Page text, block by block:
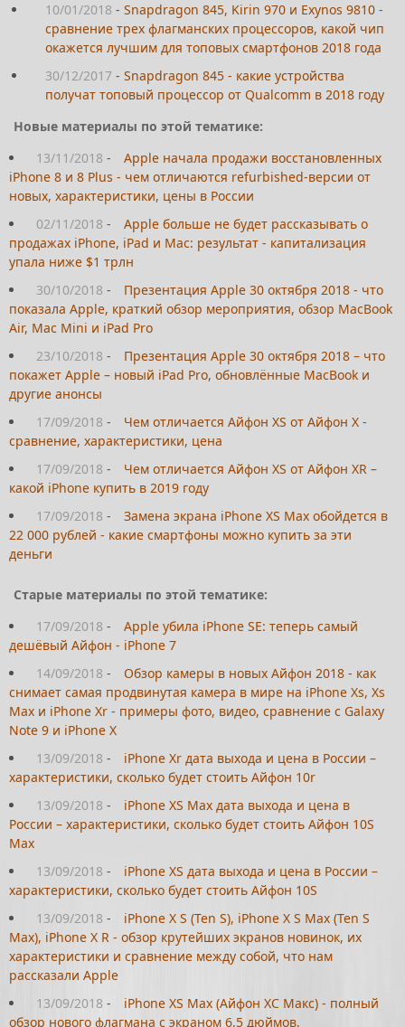
10/01/2018 - Snapdragon 845, Kirin 970 и Exynos 9810 -
сравнение трех флагманских процессоров, какой чип
окажется лучшим для топовых смартфонов 2018 года
30/12/2017 - Snapdragon 845 - какие устройства
получат топовый процессор от Qualcomm в 2018 году
Новые материалы по этой тематике:
13/11/2018 -
Apple начала продажи восстановленных
iPhone 8 и 8 Plus - чем отличаются refurbished-версии от
новых, характеристики, цены в России
02/11/2018 -
Apple больше не будет рассказывать о
продажах iPhone, iPad и Mac: результат - капитализация
упала ниже $1 трлн
30/10/2018 -
Презентация Apple 30 октября 2018 - что
показала Apple, краткий обзор мероприятия, обзор MacBook
Air, Mac Mini и iPad Pro
23/10/2018 -
Презентация Apple 30 октября 2018 – что
покажет Apple – новый iPad Pro, обновлённые MacBook и
другие анонсы
17/09/2018 -
Чем отличается Айфон XS от Айфон X -
сравнение, характеристики, цена
17/09/2018 -
Чем отличается Айфон XS от Айфон XR –
какой iPhone купить в 2019 году
17/09/2018 -
Замена экрана iPhone XS Max обойдется в
22 000 рублей - какие смартфоны можно купить за эти
деньги
Старые материалы по этой тематике:
17/09/2018 -
Apple убила iPhone SE: теперь самый
дешёвый Айфон - iPhone 7
14/09/2018 -
Обзор камеры в новых Айфон 2018 - как
снимает самая продвинутая камера в мире на iPhone Xs, Xs
Max и iPhone Xr - примеры фото, видео, сравнение с Galaxy
Note 9 и iPhone X
13/09/2018 -
iPhone Xr дата выхода и цена в России –
характеристики, сколько будет стоить Айфон 10r
13/09/2018 -
iPhone XS Max дата выхода и цена в
России – характеристики, сколько будет стоить Айфон 10S
Max
13/09/2018 -
iPhone XS дата выхода и цена в России –
характеристики, сколько будет стоить Айфон 10S
13/09/2018 -
iPhone X S (Ten S), iPhone X S Max (Ten S
Max), iPhone X R - обзор крутейших экранов новинок, их
характеристики и сравнение между собой, что нам
рассказали Apple
13/09/2018 -
iPhone XS Max (Айфон ХС Макс) - полный
обзор нового флагмана с экраном 6,5 дюймов,